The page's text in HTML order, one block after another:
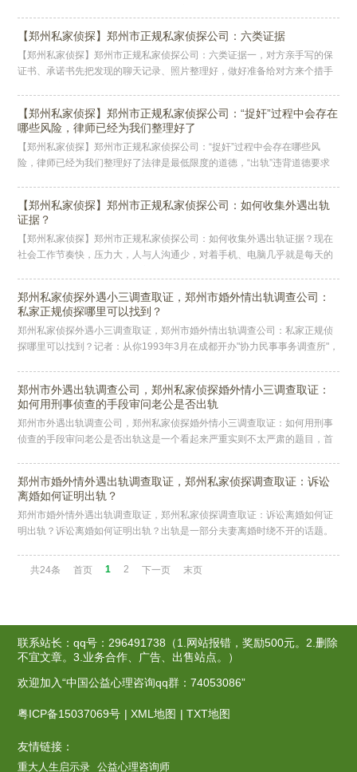
【郑州私家侦探】郑州市正规私家侦探公司：六类证据
【郑州私家侦探】郑州市正规私家侦探公司：六类证据一，对方亲手写的保
证书、承诺书先把发现的聊天记录、照片整理好，做好准备给对方来个措手
【郑州私家侦探】郑州市正规私家侦探公司：“捉奸”过程中会存在
哪些风险，律师已经为我们整理好了
【郑州私家侦探】郑州市正规私家侦探公司：“捉奸”过程中会存在哪些风
险，律师已经为我们整理好了法律是最低限度的道德，“出轨”违背道德要求
【郑州私家侦探】郑州市正规私家侦探公司：如何收集外遇出轨
证据？
【郑州私家侦探】郑州市正规私家侦探公司：如何收集外遇出轨证据？现在
社会工作节奏快，压力大，人与人沟通少，对着手机、电脑几乎就是每天的
郑州私家侦探外遇小三调查取证，郑州市婚外情出轨调查公司：
私家正规侦探哪里可以找到？
郑州私家侦探外遇小三调查取证，郑州市婚外情出轨调查公司：私家正规侦
探哪里可以找到？记者：从你1993年3月在成都开办"协力民事事务调查所"，
郑州市外遇出轨调查公司，郑州私家侦探婚外情小三调查取证：
如何用刑事侦查的手段审问老公是否出轨
郑州市外遇出轨调查公司，郑州私家侦探婚外情小三调查取证：如何用刑事
侦查的手段审问老公是否出轨这是一个看起来严重实则不太严肃的题目，首
郑州市婚外情外遇出轨调查取证，郑州私家侦探调查取证：诉讼
离婚如何证明出轨？
郑州市婚外情外遇出轨调查取证，郑州私家侦探调查取证：诉讼离婚如何证
明出轨？诉讼离婚如何证明出轨？出轨是一部分夫妻离婚时绕不开的话题。
共24条 首页 1 2 下一页 末页
联系站长：qq号：296491738（1.网站报错，奖励500元。2.删除
不宜文章。3.业务合作、广告、出售站点。）
欢迎加入“中国公益心理咨询qq群：74053086”
粤ICP备15037069号 |XML地图 |TXT地图
友情链接：
重大人生启示录 公益心理咨询师